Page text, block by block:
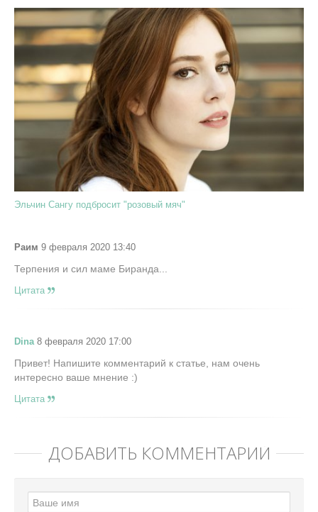
Эльчин Сангу подбросит "розовый мяч"
Раим 9 февраля 2020 13:40
Терпения и сил маме Биранда...
Цитата
Dina8 февраля 2020 17:00
Привет! Напишите комментарий к статье, нам очень
интересно ваше мнение :)
Цитата
ДОБАВИТЬ КОММЕНТАРИЙ